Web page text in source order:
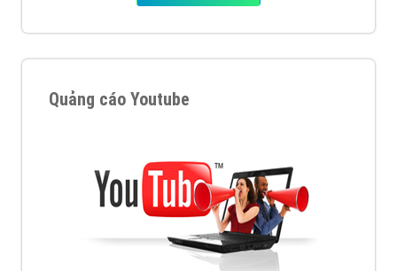
Quảng cáo Youtube